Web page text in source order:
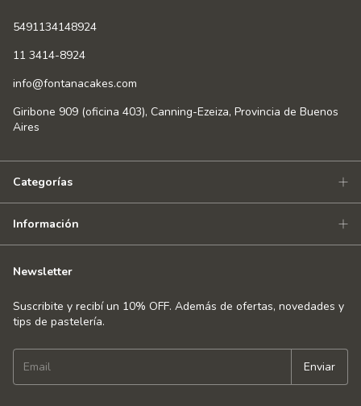
5491134148924
11 3414-8924
info@fontanacakes.com
Giribone 909 (oficina 403), Canning-Ezeiza, Provincia de Buenos
Aires
Categorías
Información
Newsletter
Suscribite y recibí un 10% OFF. Además de ofertas, novedades y
tips de pastelería.